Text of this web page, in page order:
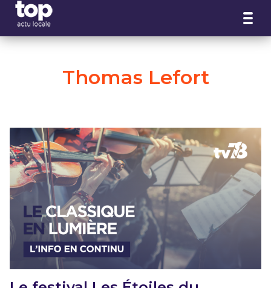
Thomas Lefort
Panneau de gestion des cookies